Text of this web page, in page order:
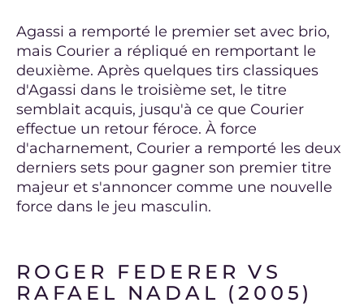
Agassi a remporté le premier set avec brio,
mais Courier a répliqué en remportant le
deuxième. Après quelques tirs classiques
d'Agassi dans le troisième set, le titre
semblait acquis, jusqu'à ce que Courier
effectue un retour féroce. À force
d'acharnement, Courier a remporté les deux
derniers sets pour gagner son premier titre
majeur et s'annoncer comme une nouvelle
force dans le jeu masculin.
ROGER FEDERER VS
RAFAEL NADAL (2005)